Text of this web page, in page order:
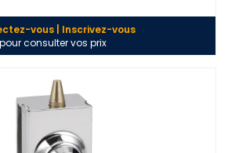
vous | Inscrivez-vous
pour consulter vos prix